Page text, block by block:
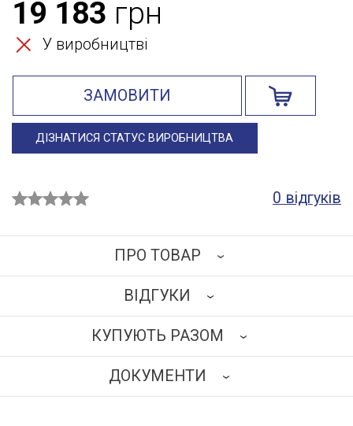
19 183 грн
У виробництві
ЗАМОВИТИ
ДІЗНАТИСЯ СТАТУС ВИРОБНИЦТВА
0 відгуків
ПРО ТОВАР
Каркас кушетки виготовлений зі сталевих квадратних
труб, пофарбованих епокси-поліефірною
порошковою фарбою білого кольору матової
ВІДГУКИ
НАПИСАТИ ВІДГУК
КУПУЮТЬ РАЗОМ
ДОКУМЕНТИ